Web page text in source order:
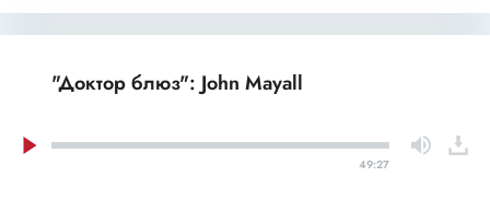
"Доктор блюз": John Mayall
49:27